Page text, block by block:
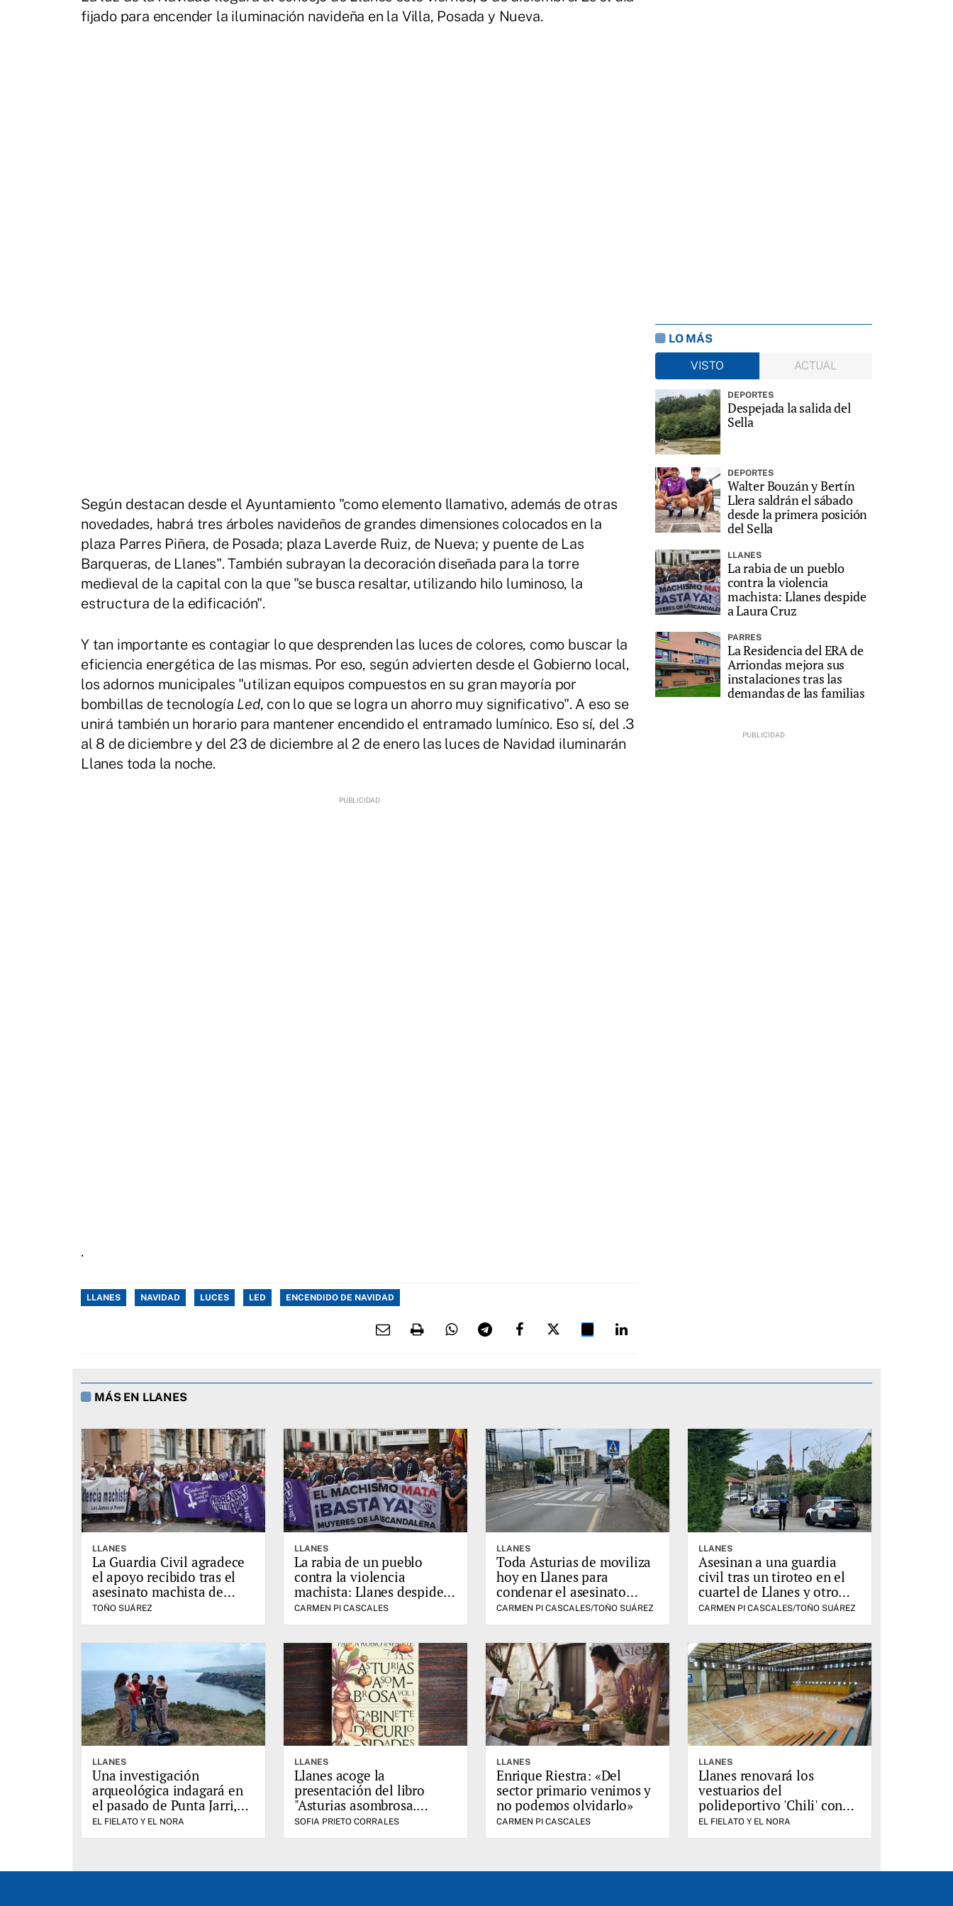
fijado para encender la iluminación navideña en la Villa, Posada y Nueva.
Según destacan desde el Ayuntamiento "como elemento llamativo, además de otras
novedades, habrá tres árboles navideños de grandes dimensiones colocados en la
plaza Parres Piñera, de Posada; plaza Laverde Ruiz, de Nueva; y puente de Las
Barqueras, de Llanes". También subrayan la decoración diseñada para la torre
medieval de la capital con la que "se busca resaltar, utilizando hilo luminoso, la
estructura de la edificación".
Y tan importante es contagiar lo que desprenden las luces de colores, como buscar la
eficiencia energética de las mismas. Por eso, según advierten desde el Gobierno local,
los adornos municipales "utilizan equipos compuestos en su gran mayoría por
bombillas de tecnología Led, con lo que se logra un ahorro muy significativo". A eso se
unirá también un horario para mantener encendido el entramado lumínico. Eso sí, del .3
al 8 de diciembre y del 23 de diciembre al 2 de enero las luces de Navidad iluminarán
Llanes toda la noche.
.
LLANES NAVIDAD LUCES LED ENCENDIDO DE NAVIDAD
LO MÁS
VISTO
ACTUAL
DEPORTES
Despejada la salida del
Sella
DEPORTES
Walter Bouzán y Bertín
Llera saldrán el sábado
desde la primera posición
del Sella
LLANES
La rabia de un pueblo
contra la violencia
machista: Llanes despide
a Laura Cruz
PARRES
La Residencia del ERA de
Arriondas mejora sus
instalaciones tras las
demandas de las familias
MÁS EN LLANES
LLANES
La Guardia Civil agradece
el apoyo recibido tras el
asesinato machista de
Laura Cruz Vega en Llanes
TOÑO SUÁREZ
LLANES
La rabia de un pueblo
contra la violencia
machista: Llanes despide a
Laura Cruz
CARMEN PI CASCALES
LLANES
Toda Asturias de moviliza
hoy en Llanes para
condenar el asesinato
machista contra Laura
CARMEN PI CASCALES/TOÑO SUÁREZ
LLANES
Asesinan a una guardia
civil tras un tiroteo en el
cuartel de Llanes y otro
agente resulta herido
grave
CARMEN PI CASCALES/TOÑO SUÁREZ
LLANES
Una investigación
arqueológica indagará en
el pasado de Punta Jarri,
en Llanes
EL FIELATO Y EL NORA
LLANES
Llanes acoge la
presentación del libro
"Asturias asombrosa.
Gabinete de curiosidades"
SOFIA PRIETO CORRALES
LLANES
Enrique Riestra: «Del
sector primario venimos y
no podemos olvidarlo»
CARMEN PI CASCALES
LLANES
Llanes renovará los
vestuarios del
polideportivo 'Chili' con
una inversión de 129.000
euros
EL FIELATO Y EL NORA